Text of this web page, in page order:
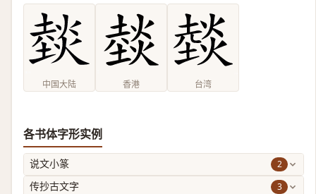
中国大陆 香港 台湾
各书体字形实例
说文小篆 2
传抄古文字 3